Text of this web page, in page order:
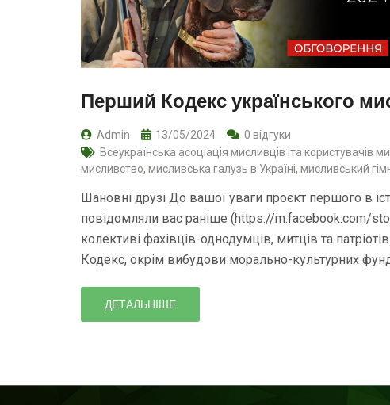
Перший Кодекс українського
Admin 13/05/2024
0 відгуки
Всеукраїнська асоціація мисливців іта користувачів
мисливство, мисливська галузь в Україні, мисливський
Шановні друзі До вашої уваги проєкт першого в
повідомляли вас раніше (https://m.facebook.com/
колективі фахівців-однодумців, митців та
Кодекс, окрім вибудови морально-культурних
ДЕТАЛЬНІШЕ